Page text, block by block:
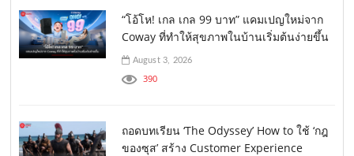
“โอ้โห! เกล เกล 99 บาท” แคมเปญใหม่จาก
Coway ที่ทำให้สุขภาพในบ้านเริ่มต้นง่ายขึ้น
August 3, 2026
390
ถอดบทเรียน ‘The Odyssey’ How to ใช้ ‘กฎ
ของซุส’ สร้าง Customer Experience